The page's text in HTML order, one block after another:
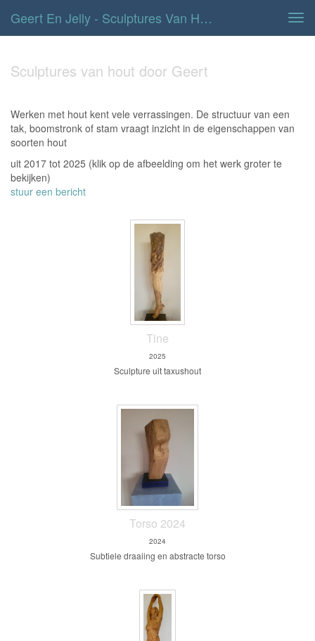
Geert En Jelly - Sculptures Van Hout Door Geert
Sculptures van hout door Geert
Werken met hout kent vele verrassingen. De structuur van een
tak, boomstronk of stam vraagt inzicht in de eigenschappen van
soorten hout
uit 2017 tot 2025 (klik op de afbeelding om het werk groter te
bekijken)
stuur een bericht
Tine
2025
Sculpture uit taxushout
Torso 2024
2024
Subtiele draaiing en abstracte torso